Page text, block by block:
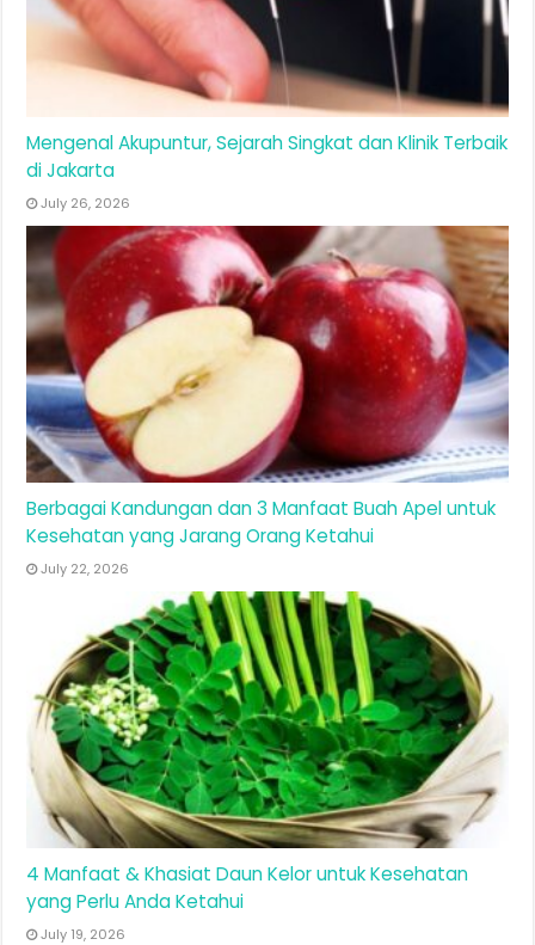
Mengenal Akupuntur, Sejarah Singkat dan Klinik Terbaik
di Jakarta
July 26, 2026
Berbagai Kandungan dan 3 Manfaat Buah Apel untuk
Kesehatan yang Jarang Orang Ketahui
July 22, 2026
4 Manfaat & Khasiat Daun Kelor untuk Kesehatan
yang Perlu Anda Ketahui
July 19, 2026